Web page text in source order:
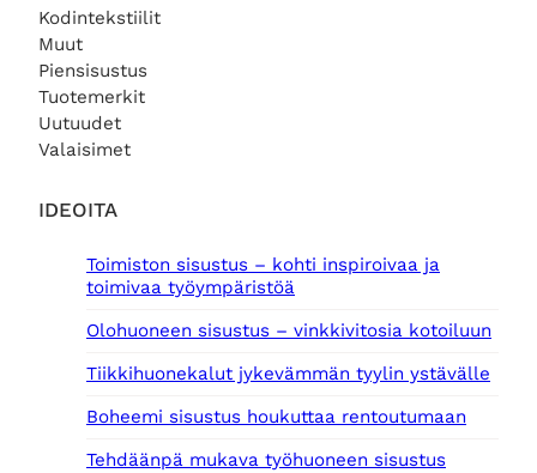
Kodintekstiilit
Muut
Piensisustus
Tuotemerkit
Uutuudet
Valaisimet
IDEOITA
Toimiston sisustus – kohti inspiroivaa ja
toimivaa työympäristöä
Olohuoneen sisustus – vinkkivitosia kotoiluun
Tiikkihuonekalut jykevämmän tyylin ystävälle
Boheemi sisustus houkuttaa rentoutumaan
Tehdäänpä mukava työhuoneen sisustus
0
€
.